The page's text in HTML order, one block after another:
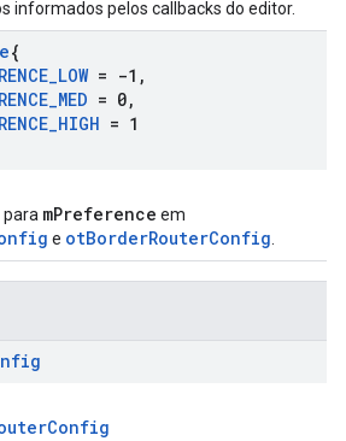
informados pelos callbacks do editor.
{
_LOW= -1 ,
_MED = 0,
_HIGH = 1
para mPreference em
e otBorderRouterConfig